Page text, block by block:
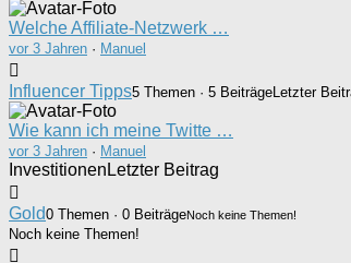
Welche Affiliate-Netzwerk …
vor 3 Jahren · Manuel
Influencer Tipps5 Themen · 5 BeiträgeLetzter
Wie kann ich meine Twitte …
vor 3 Jahren · Manuel
Investitionen Letzter Beitrag
Gold0 Themen · 0 BeiträgeNoch keine Themen!
Noch keine Themen!